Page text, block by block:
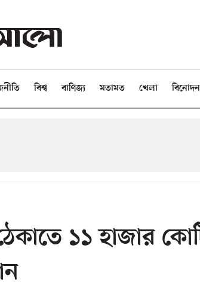
বিশ্ব বাণিজ্য মতামত খেলা বিনোদন
১১ হাজার